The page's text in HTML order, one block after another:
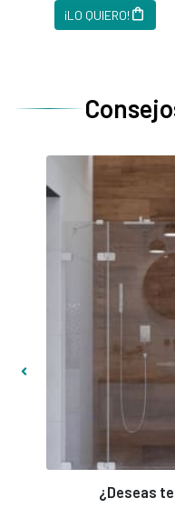
¡LO QUIERO!
¿Deseas